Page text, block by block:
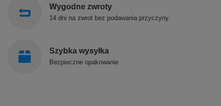
Wygodne zwroty
14 dni na zwrot bez podawania przyczyny
Szybka wysyłka
Bezpieczne opakowanie